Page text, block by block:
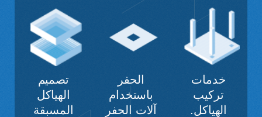
تصميم
الهياكل
المسبقة
الحفر
باستخدام
آلات الحفر
خدمات
تركيب
الهياكل.